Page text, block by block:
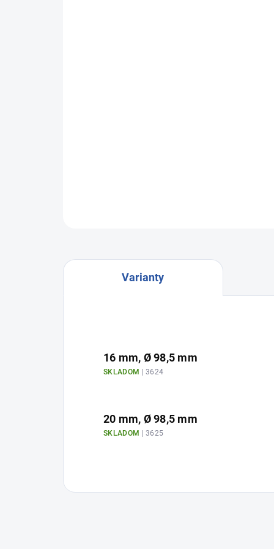
Varianty
16 mm, Ø 98,5 mm
SKLADOM | 3624
20 mm, Ø 98,5 mm
SKLADOM | 3625